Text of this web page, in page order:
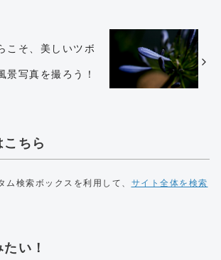
こそ、美しいツボ
景写真を撮ろう！
ちら
ム検索ボックスを利用して、 サイト全体を検索
い！